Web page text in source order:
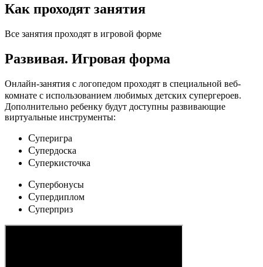
Как проходят занятия
Все занятия проходят в игровой форме
Развивая. Игровая форма
Онлайн-занятия с логопедом проходят в специальной веб-
комнате с использованием любимых детских cупергероев.
Дополнительно ребенку будут доступны развивающие
виртуальные инструменты:
Cуперигра
Cупердоска
Cуперкисточка
Cупербонусы
Cупердиплом
Cуперприз